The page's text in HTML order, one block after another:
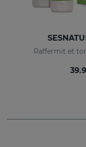
Raffermit et